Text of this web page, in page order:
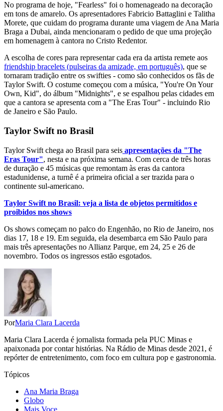
No programa de hoje, "Fearless" foi o homenageado na decoração
em tons de amarelo. Os apresentadores Fabricio Battaglini e Talitha
Morete, que cuidam do programa durante uma viagem de Ana Maria
Braga a Dubai, ainda mencionaram o pedido de que uma projeção
em homenagem à cantora no Cristo Redentor.
A escolha de cores para representar cada era da artista remete aos
friendship bracelets (pulseiras da amizade, em português), que se
tornaram tradição entre os swifties - como são conhecidos os fãs de
Taylor Swift. O costume começou com a música, "You're On Your
Own, Kid", do álbum "Midnights", e se espalhou pelas cidades em
que a cantora se apresenta com a "The Eras Tour" - incluindo Rio
de Janeiro e São Paulo.
Taylor Swift no Brasil
Taylor Swift chega ao Brasil para seis apresentações da "The
Eras Tour", nesta e na próxima semana. Com cerca de três horas
de duração e 45 músicas que remontam às eras da cantora
estadunidense, a turnê é a primeira oficial a ser trazida para o
continente sul-americano.
Taylor Swift no Brasil: veja a lista de objetos permitidos e
proibidos nos shows
Os shows começam no palco do Engenhão, no Rio de Janeiro, nos
dias 17, 18 e 19. Em seguida, ela desembarca em São Paulo para
mais três apresentações no Allianz Parque, em 24, 25 e 26 de
novembro. Todos os ingressos estão esgotados.
PorMaria Clara Lacerda
Maria Clara Lacerda é jornalista formada pela PUC Minas e
apaixonada por contar histórias. Na Rádio de Minas desde 2021, é
repórter de entretenimento, com foco em cultura pop e gastronomia.
Tópicos
Ana Maria Braga
Globo
Mais Voce